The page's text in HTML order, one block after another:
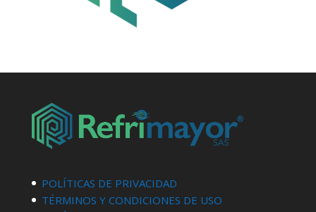
POLÍTICAS DE PRIVACIDAD
TÉRMINOS Y CONDICIONES DE USO